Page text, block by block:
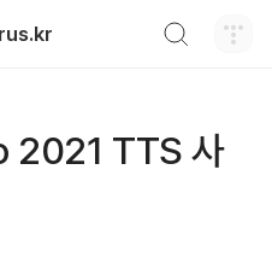
2021 TTS 사